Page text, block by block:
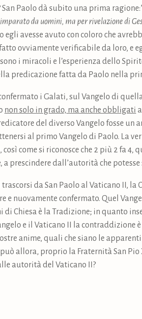
Paolo dà subito una prima
da uomini, ma per rivelazione di
avesse avuto con coloro che
ovviamente verificabile da loro, e
i miracoli e l’esperienza dello
predicazione fatta da Paolo nella
i Galati, sul Vangelo di
non solo in grado, ma anche obbligati
del diverso Vangelo fosse un
al primo Vangelo di Paolo. La
come si riconosce che 2 più 2 fa
prescindere dall’autorità che potesse
trascorsi da San Paolo al Vaticano II,
e nuovamente confermato. Quel
Chiesa è la Tradizione; in quanto
e il Vaticano II la contraddizione
anime, quali che siano le
allora, proprio la Fraternità San Pio
autorità del Vaticano II?